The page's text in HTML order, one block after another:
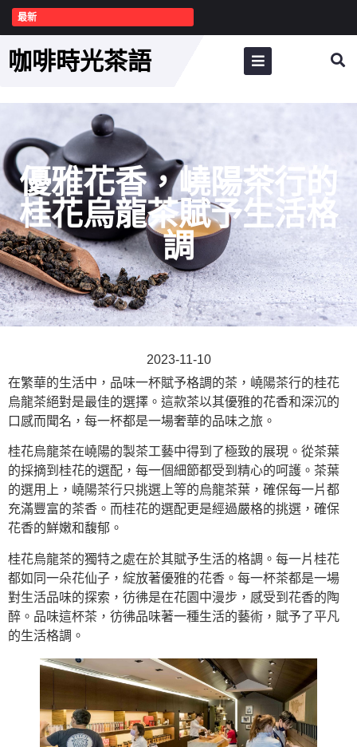
最新
咖啡時光茶語
優雅花香，嶢陽茶行的
桂花烏龍茶賦予生活格
調
2023-11-10
在繁華的生活中，品味一杯賦予格調的茶，嶢陽茶行的桂花
烏龍茶絕對是最佳的選擇。這款茶以其優雅的花香和深沉的
口感而聞名，每一杯都是一場奢華的品味之旅。
桂花烏龍茶在嶢陽的製茶工藝中得到了極致的展現。從茶葉
的採摘到桂花的選配，每一個細節都受到精心的呵護。茶葉
的選用上，嶢陽茶行只挑選上等的烏龍茶葉，確保每一片都
充滿豐富的茶香。而桂花的選配更是經過嚴格的挑選，確保
花香的鮮嫩和馥郁。
桂花烏龍茶的獨特之處在於其賦予生活的格調。每一片桂花
都如同一朵花仙子，綻放著優雅的花香。每一杯茶都是一場
對生活品味的探索，彷彿是在花園中漫步，感受到花香的陶
醉。品味這杯茶，彷彿品味著一種生活的藝術，賦予了平凡
的生活格調。